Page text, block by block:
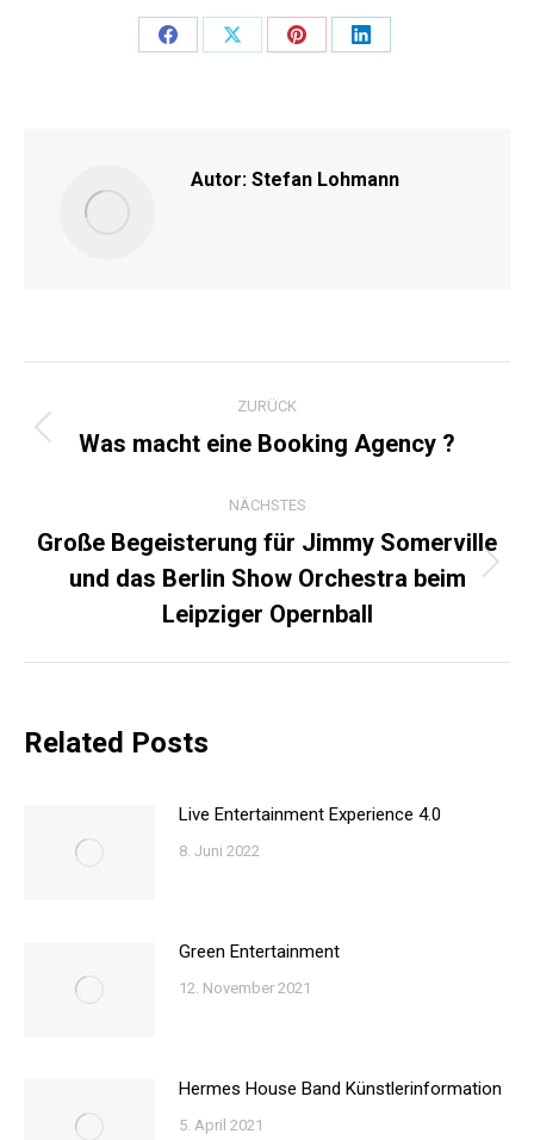
Share
Share
Share
Share
Autor: Stefan Lohmann
ZURÜCK
Vorheriger
Was macht eine Booking Agency ?
NÄCHSTES
Nächster
Beitrag:
Große Begeisterung für Jimmy Somerville
und das Berlin Show Orchestra beim
Leipziger Opernball
Related Posts
Live Entertainment Experience 4.0
8. Juni 2022
Green Entertainment
12. November 2021
Hermes House Band Künstlerinformation
5. April 2021